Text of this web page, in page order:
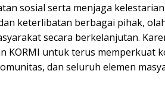
sosial serta menjaga
keterlibatan berbagai pihak,
secara berkelanjutan.
KORMI untuk terus memperkuat
dan seluruh elemen